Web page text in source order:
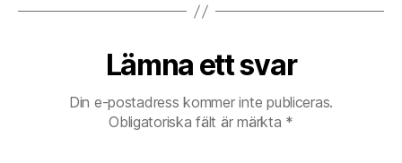
Lämna ett svar
Din e-postadress kommer inte publiceras.
Obligatoriska fält är märkta *